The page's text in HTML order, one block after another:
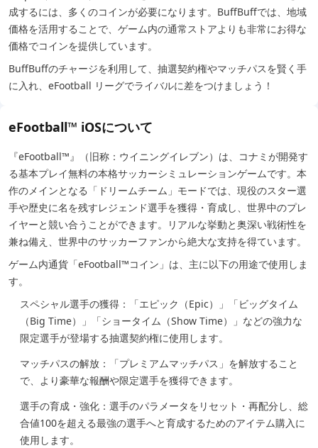
成するには、多くのコインが必要になります。BuffBuffでは、地域
価格を活用することで、ゲーム内の通常ストアよりも非常にお得な
価格でコインを提供しています。
BuffBuffのチャージを利用して、抽選契約権やマッチパスを賢く手
に入れ、eFootball リーグでライバルに差をつけましょう！
eFootball™ iOSについて
『eFootball™』（旧称：ウイニングイレブン）は、コナミが開発す
る基本プレイ無料の本格サッカーシミュレーションゲームです。本
作のメインとなる「ドリームチーム」モードでは、現役のスター選
手や歴史に名を残すレジェンド選手を獲得・育成し、世界中のプレ
イヤーと競い合うことができます。リアルな挙動と奥深い戦術性を
兼ね備え、世界中のサッカーファンから絶大な支持を得ています。
ゲーム内通貨「eFootball™コイン」は、主に以下の用途で使用しま
す。
スペシャル選手の獲得：「エピック（Epic）」「ビッグタイム
（Big Time）」「ショータイム（Show Time）」などの強力な
限定選手が登場する抽選契約権に使用します。
マッチパスの解放：「プレミアムマッチパス」を解放すること
で、より豪華な報酬や限定選手を獲得できます。
選手の育成・強化：選手のパラメータをリセット・再配分し、総
合値100を超える最強の選手へと育成するためのアイテム購入に
使用します。